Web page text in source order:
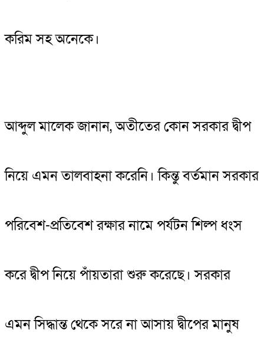
করিম সহ অনেকে।
আব্দুল মালেক জানান, অতীতের কোন সরকার দ্বীপ
নিয়ে এমন তালবাহনা করেনি। কিন্তু বর্তমান সরকার
পরিবেশ-প্রতিবেশ রক্ষার নামে পর্যটন শিল্প ধংস
করে দ্বীপ নিয়ে পাঁয়তারা শুরু করেছে। সরকার
এমন সিদ্ধান্ত থেকে সরে না আসায় দ্বীপের মানুষ